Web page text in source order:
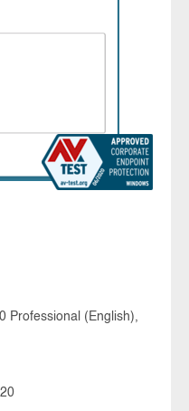
Professional (English),